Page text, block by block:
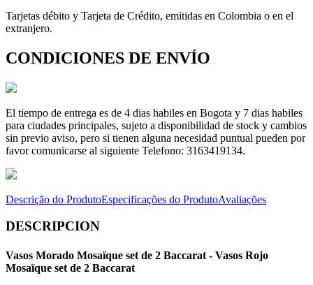
Tarjetas débito y Tarjeta de Crédito, emitidas en Colombia o en el
extranjero.
CONDICIONES DE ENVÍO
El tiempo de entrega es de 4 dias habiles en Bogota y 7 dias habiles
para ciudades principales, sujeto a disponibilidad de stock y cambios
sin previo aviso, pero si tienen alguna necesidad puntual pueden por
favor comunicarse al siguiente Telefono: 3163419134.
Descrição do ProdutoEspecificações do ProdutoAvaliações
DESCRIPCION
Vasos Morado Mosaïque set de 2 Baccarat - Vasos Rojo
Mosaïque set de 2 Baccarat